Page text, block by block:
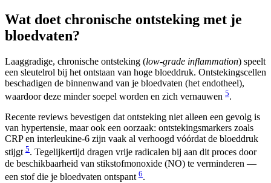
Wat doet chronische ontsteking met je
bloedvaten?
Laaggradige, chronische ontsteking (low-grade inflammation) speelt
een sleutelrol bij het ontstaan van hoge bloeddruk. Ontstekingscellen
beschadigen de binnenwand van je bloedvaten (het endotheel),
waardoor deze minder soepel worden en zich vernauwen 5.
Recente reviews bevestigen dat ontsteking niet alleen een gevolg is
van hypertensie, maar ook een oorzaak: ontstekingsmarkers zoals
CRP en interleukine-6 zijn vaak al verhoogd vóórdat de bloeddruk
stijgt 5. Tegelijkertijd dragen vrije radicalen bij aan dit proces door
de beschikbaarheid van stikstofmonoxide (NO) te verminderen —
een stof die je bloedvaten ontspant 6.